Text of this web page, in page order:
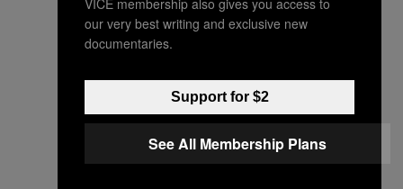
our very best writing and exclusive new
documentaries.
Support for $2
See All Membership Plans